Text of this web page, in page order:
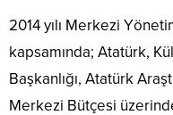
2014 yılı Merkezi
kapsamında; Atatürk,
Başkanlığı, Atatürk
Merkezi Bütçesi